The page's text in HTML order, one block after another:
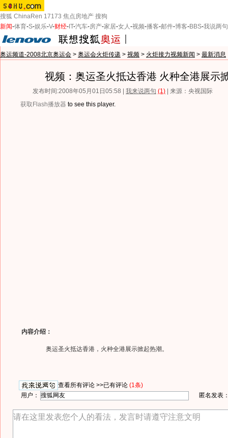
搜狐 ChinaRen 17173 焦点房地产 搜狗
新闻-体育-S-娱乐-V-财经- IT-汽车-房产-家居-女人-视频-播客-邮件-博客-BBS-我说两句
奥运频道-2008北京奥运会 > 奥运会火炬传递 > 视频 > 火炬接力视频新闻 > 最新消息
视频：奥运圣火抵达香港 火种全港展示
发布时间:2008年05月01日05:58 | 我来说两句 (1) | 来源：央视国际
获取Flash播放器 to see this player.
内容介绍：
奥运圣火抵达香港，火种全港展示掀起热潮。
查看所有评论 >>已有评论 (1条)
用户：
匿名发表